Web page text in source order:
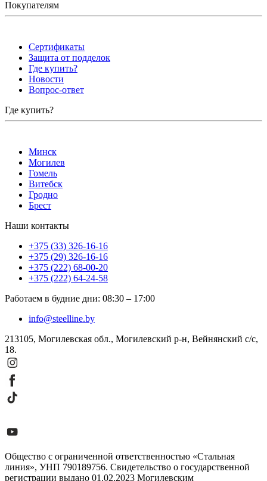
Покупателям
Сертификаты
Защита от подделок
Где купить?
Новости
Вопрос-ответ
Где купить?
Минск
Могилев
Гомель
Витебск
Гродно
Брест
Наши контакты
+375 (33) 326-16-16
+375 (29) 326-16-16
+375 (222) 68-00-20
+375 (222) 64-24-58
Работаем в будние дни: 08:30 – 17:00
info@steelline.by
213105, Могилевская обл., Могилевский р-н, Вейнянский с/с,
18.
Общество с ограниченной ответственностью «Стальная
линия», УНП 790189756. Свидетельство о государственной
регистрации выдано 01.02.2023 Могилевским